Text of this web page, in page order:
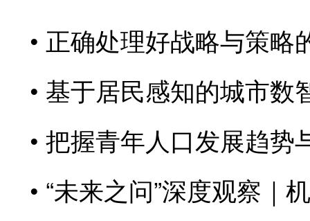
正确处理好战略与策略
基于居民感知的城市数
把握青年人口发展趋势
“未来之问”深度观察｜